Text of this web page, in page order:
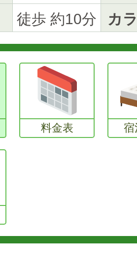
徒歩 約10分 カ
料金表 宿